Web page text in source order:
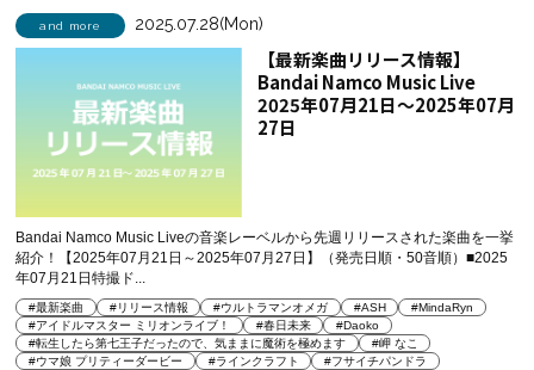
and more 2025.07.28(Mon)
【最新楽曲リリース情報】
Bandai Namco Music Live
2025年07月21日～2025年07月
27日
Bandai Namco Music Liveの音楽レーベルから先週リリースされた楽曲を一挙
紹介！【2025年07月21日～2025年07月27日】（発売日順・50音順）■2025
年07月21日特撮ド...
#最新楽曲 #リリース情報 #ウルトラマンオメガ #ASH
#MindaRyn
#アイドルマスター ミリオンライブ！
#春日未来
#Daoko
#転生したら第七王子だったので、気ままに魔術を極めます
#岬 なこ
#ウマ娘 プリティーダービー
#ラインクラフト
#フサイチパンドラ